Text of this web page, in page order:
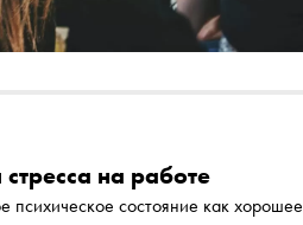
на работе
психическое состояние как хорошее